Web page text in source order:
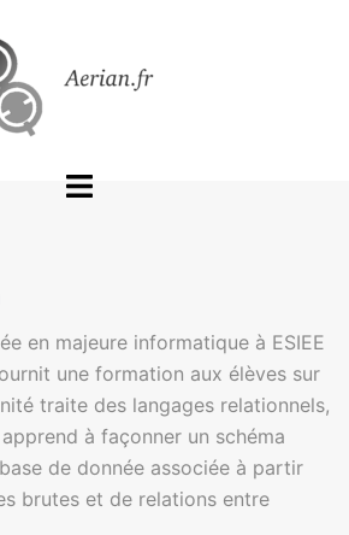
Ouvrir/fermer
en majeure informatique à ESIEE
une formation aux élèves sur
traite des langages relationnels,
à façonner un schéma
de donnée associée à partir
brutes et de relations entre